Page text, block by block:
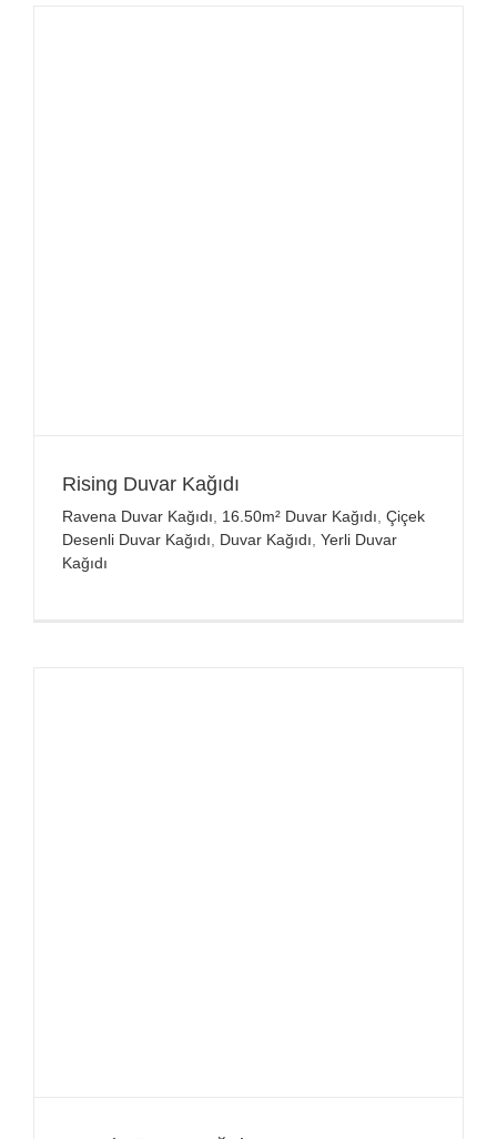
Rising Duvar Kağıdı
Ravena Duvar Kağıdı 16.50m² Duvar Kağıdı Çiçek
Desenli Duvar Kağıdı
Duvar Kağıdı Yerli Duvar
Kağıdı